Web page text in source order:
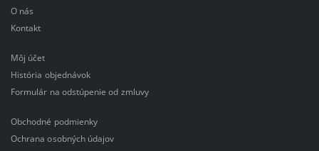
O nás
Kontakt
Môj účet
História objednávok
Formulár na odstúpenie od zmluvy
Obchodné podmienky
Ochrana osobných údajov